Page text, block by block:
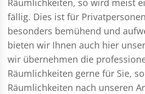
fällig. Dies ist für
besonders bemühend und
bieten wir Ihnen auch hier
wir übernehmen die
Räumlichkeiten gerne für Sie,
Räumlichkeiten nach unseren